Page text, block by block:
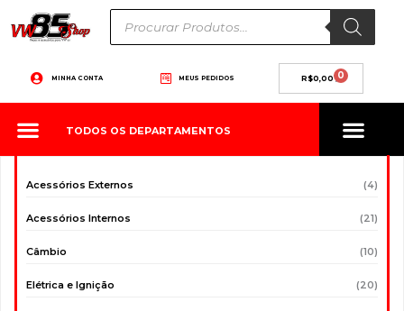
para
Pesquisar
produtos
MINHA CONTA MEUS PEDIDOS R$0,00 0
Carrinho
TODOS OS DEPARTAMENTOS
Acessórios Externos (4)
Acessórios Internos (21)
Câmbio (10)
Elétrica e Ignição (20)